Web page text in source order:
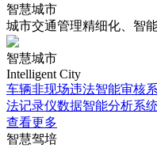
智慧城市
城市交通管理精细化、智
智慧城市
Intelligent City
车辆非现场违法智能审核
法记录仪数据智能分析系
查看更多
智慧驾培